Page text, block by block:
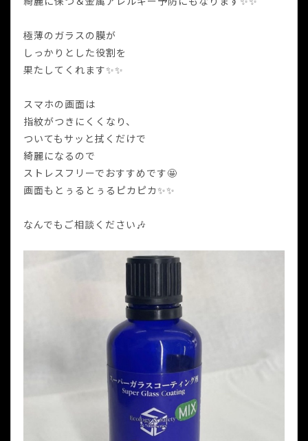
極薄のガラスの膜が
しっかりとした役割を
果たしてくれます✨✨
スマホの画面は
指紋がつきにくくなり、
ついてもサッと拭くだけで
綺麗になるので
ストレスフリーでおすすめです🤩
画面もとぅるとぅるピカピカ✨✨
なんでもご相談ください🎶